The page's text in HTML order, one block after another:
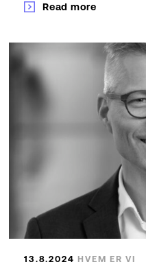
Read more
13.8.2024 HVEM ER VI